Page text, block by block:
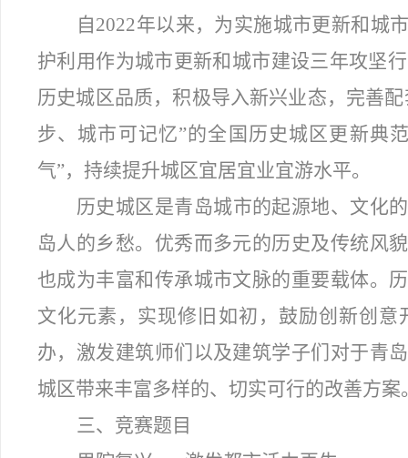
自2022年以来，为实施城市更新和城
护利用作为城市更新和城市建设三年攻坚
历史城区品质，积极导入新兴业态，完善
步、城市可记忆”的全国历史城区更新典
气”，持续提升城区宜居宜业宜游水平。
历史城区是青岛城市的起源地、文化
岛人的乡愁。优秀而多元的历史及传统风
也成为丰富和传承城市文脉的重要载体。
文化元素，实现修旧如初，鼓励创新创
办，激发建筑师们以及建筑学子们对于青
城区带来丰富多样的、切实可行的改善方案
三、竞赛题目